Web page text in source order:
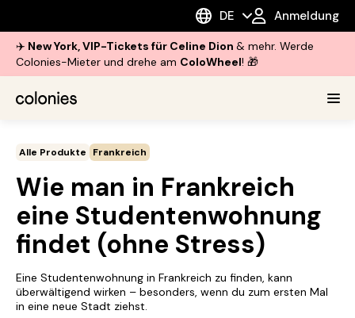
DE Anmeldung
✈️ New York, VIP-Tickets für Celine Dion & mehr. Werde
Colonies-Mieter und drehe am ColoWheel! 🎁
Alle Produkte Frankreich
Wie man in Frankreich
eine Studentenwohnung
findet (ohne Stress)
Eine Studentenwohnung in Frankreich zu finden, kann
überwältigend wirken – besonders, wenn du zum ersten Mal
in eine neue Stadt ziehst.